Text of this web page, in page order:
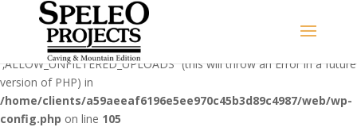
Warning: Use of undefined constant
‚ALLOW_UNFILTERED_UPLOADS‘ - assumed
'‚ALLOW_UNFILTERED_UPLOADS‘' (this will throw an Error in a future
version of PHP) in
/home/clients/a59aeeaf6196e5ee970c45b3d89c4987/web/wp-
config.php on line 105